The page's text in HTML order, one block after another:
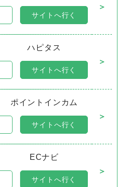
＞
サイトへ行く
ハピタス
＞
サイトへ行く
ポイントインカム
＞
サイトへ行く
ECナビ
＞
サイトへ行く